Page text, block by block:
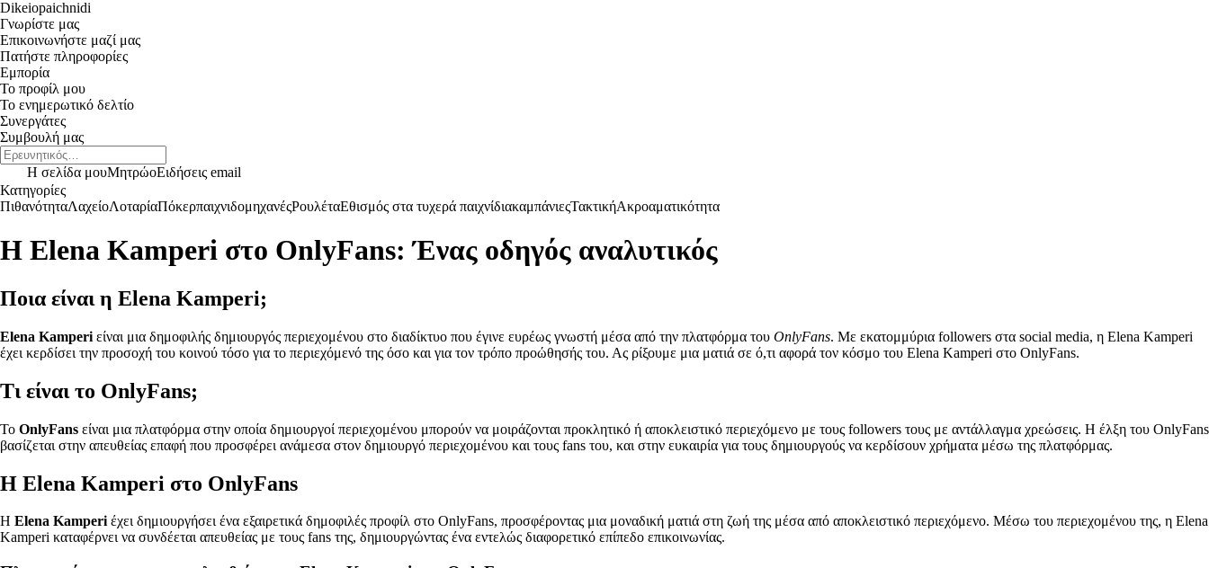
Dikeiopaichnidi
Γνωρίστε μας
Επικοινωνήστε μαζί μας
Πατήστε πληροφορίες
Εμπορία
Το προφίλ μου
Το ενημερωτικό δελτίο
Συνεργάτες
Συμβουλή μας
Η σελίδα μουΜητρώοΕιδήσεις email
Κατηγορίες
ΠιθανότηταΛαχείοΛοταρίαΠόκερπαιχνιδομηχανέςΡουλέταΕθισμός στα τυχερά παιχνίδιακαμπάνιεςΤακτικήΑκροαματικότητα
Η Elena Kamperi στο OnlyFans: Ένας οδηγός αναλυτικός
Ποια είναι η Elena Kamperi;
Elena Kamperi είναι μια δημοφιλής δημιουργός περιεχομένου στο διαδίκτυο που έγινε ευρέως γνωστή μέσα από την πλατφόρμα του OnlyFans. Με εκατομμύρια followers στα social media, η Elena Kamperi
έχει κερδίσει την προσοχή του κοινού τόσο για το περιεχόμενό της όσο και για τον τρόπο προώθησής του. Ας ρίξουμε μια ματιά σε ό,τι αφορά τον κόσμο του Elena Kamperi στο OnlyFans.
Τι είναι το OnlyFans;
Το OnlyFans είναι μια πλατφόρμα στην οποία δημιουργοί περιεχομένου μπορούν να μοιράζονται προκλητικό ή αποκλειστικό περιεχόμενο με τους followers τους με αντάλλαγμα χρεώσεις. Η έλξη του OnlyFans
βασίζεται στην απευθείας επαφή που προσφέρει ανάμεσα στον δημιουργό περιεχομένου και τους fans του, και στην ευκαιρία για τους δημιουργούς να κερδίσουν χρήματα μέσω της πλατφόρμας.
Η Elena Kamperi στο OnlyFans
Η Elena Kamperiέχει δημιουργήσει ένα εξαιρετικά δημοφιλές προφίλ στο OnlyFans, προσφέροντας μια μοναδική ματιά στη ζωή της μέσα από αποκλειστικό περιεχόμενο. Μέσω του περιεχομένου της, η Elena
Kamperi καταφέρνει να συνδέεται απευθείας με τους fans της, δημιουργώντας ένα εντελώς διαφορετικό επίπεδο επικοινωνίας.